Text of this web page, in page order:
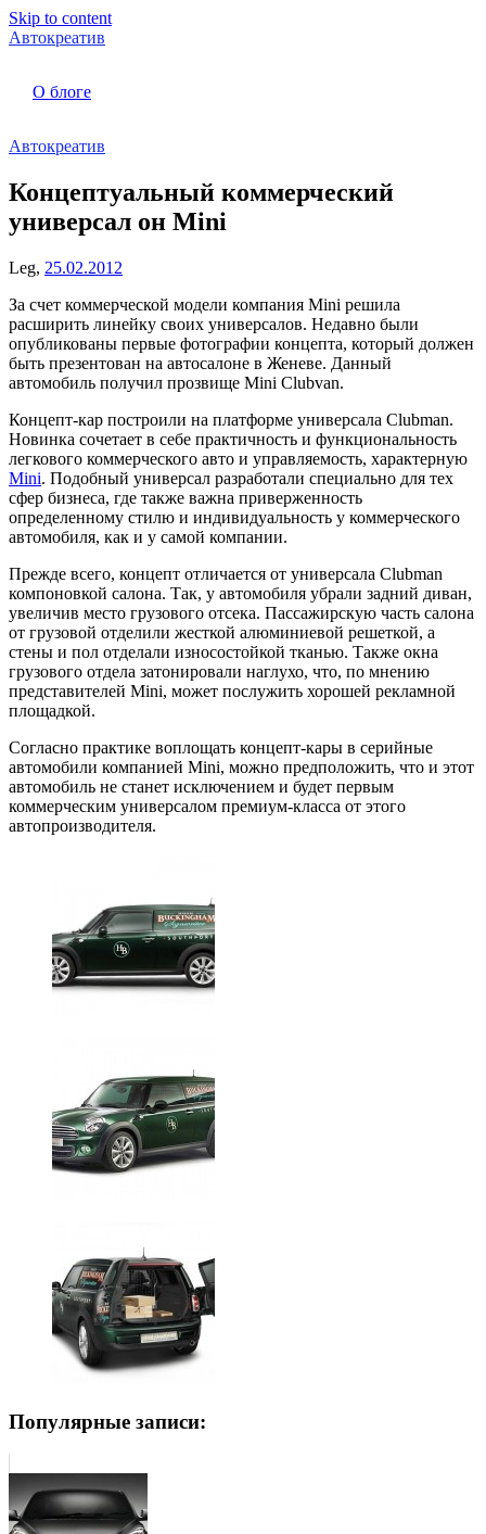
Skip to content
Автокреатив
О блоге
Автокреатив
Концептуальный коммерческий
универсал он Mini
Leg, 25.02.2012
За счет коммерческой модели компания Mini решила
расширить линейку своих универсалов. Недавно были
опубликованы первые фотографии концепта, который должен
быть презентован на автосалоне в Женеве. Данный
автомобиль получил прозвище Mini Clubvan.
Концепт-кар построили на платформе универсала Clubman.
Новинка сочетает в себе практичность и функциональность
легкового коммерческого авто и управляемость, характерную
Mini. Подобный универсал разработали специально для тех
сфер бизнеса, где также важна приверженность
определенному стилю и индивидуальность у коммерческого
автомобиля, как и у самой компании.
Прежде всего, концепт отличается от универсала Clubman
компоновкой салона. Так, у автомобиля убрали задний диван,
увеличив место грузового отсека. Пассажирскую часть салона
от грузовой отделили жесткой алюминиевой решеткой, а
стены и пол отделали износостойкой тканью. Также окна
грузового отдела затонировали наглухо, что, по мнению
представителей Mini, может послужить хорошей рекламной
площадкой.
Согласно практике воплощать концепт-кары в серийные
автомобили компанией Mini, можно предположить, что и этот
автомобиль не станет исключением и будет первым
коммерческим универсалом премиум-класса от этого
автопроизводителя.
Популярные записи: